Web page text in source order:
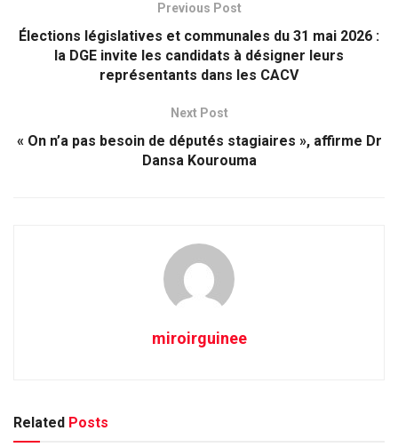
Previous Post
Élections législatives et communales du 31 mai 2026 :
la DGE invite les candidats à désigner leurs
représentants dans les CACV
Next Post
« On n’a pas besoin de députés stagiaires », affirme Dr
Dansa Kourouma
miroirguinee
Related Posts